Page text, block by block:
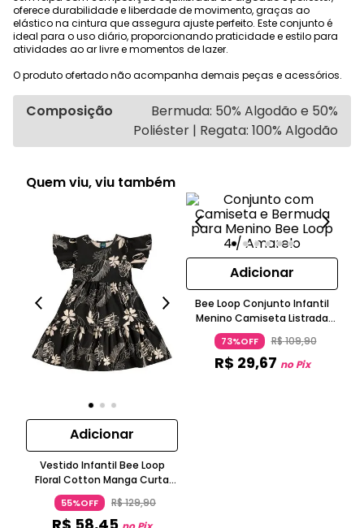
oferece durabilidade e liberdade de movimento, graças ao
elástico na cintura que assegura ajuste perfeito. Este conjunto é
ideal para o uso diário, proporcionando praticidade e estilo para
atividades ao ar livre e momentos de lazer.
O produto ofertado não acompanha demais peças e acessórios.
Composição
Bermuda: 50% Algodão e 50%
Poliéster | Regata: 100% Algodão
Quem viu, viu também
Adicionar
Vestido Infantil Bee Loop
Floral Cotton Manga Curta
Primavera Verão
55%OFF R$129,90
Adicionar
Bee Loop Conjunto Infantil
Menino Camiseta Listrada
Algodão e Bermuda Moletom
73%OFF R$109,90
R$ 29,67 no Pix